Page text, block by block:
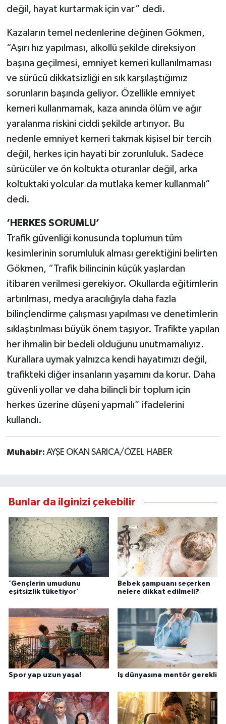
değil, hayat kurtarmak için var” dedi.
Kazaların temel nedenlerine değinen Gökmen,
“Aşırı hız yapılması, alkollü şekilde direksiyon
başına geçilmesi, emniyet kemeri kullanılmaması
ve sürücü dikkatsizliği en sık karşılaştığımız
sorunların başında geliyor. Özellikle emniyet
kemeri kullanmamak, kaza anında ölüm ve ağır
yaralanma riskini ciddi şekilde artırıyor. Bu
nedenle emniyet kemeri takmak kişisel bir tercih
değil, herkes için hayati bir zorunluluk. Sadece
sürücüler ve ön koltukta oturanlar değil, arka
koltuktaki yolcular da mutlaka kemer kullanmalı”
dedi.
‘HERKES SORUMLU’
Trafik güvenliği konusunda toplumun tüm
kesimlerinin sorumluluk alması gerektiğini belirten
Gökmen, “Trafik bilincinin küçük yaşlardan
itibaren verilmesi gerekiyor. Okullarda eğitimlerin
artırılması, medya aracılığıyla daha fazla
bilinçlendirme çalışması yapılması ve denetimlerin
sıklaştırılması büyük önem taşıyor. Trafikte yapılan
her ihmalin bir bedeli olduğunu unutmamalıyız.
Kurallara uymak yalnızca kendi hayatımızı değil,
trafikteki diğer insanların yaşamını da korur. Daha
güvenli yollar ve daha bilinçli bir toplum için
herkes üzerine düşeni yapmalı” ifadelerini
kullandı.
Muhabir: AYŞE OKAN SARICA/ÖZEL HABER
Bunlar da ilginizi çekebilir
‘Gençlerin umudunu
eşitsizlik tüketiyor’
Bebek şampuanı seçerken
nelere dikkat edilmeli?
Spor yap uzun yaşa! Iş dünyasına mentör gerekli